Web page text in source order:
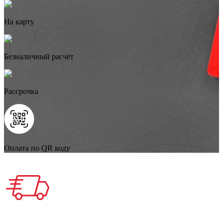
На карту
Безналичный расчёт
Рассрочка
Оплата по QR коду